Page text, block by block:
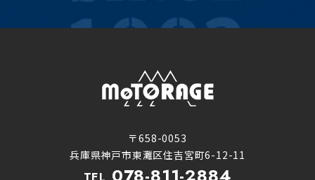
〒658-0053
兵庫県神戸市東灘区住吉宮町6-12-11